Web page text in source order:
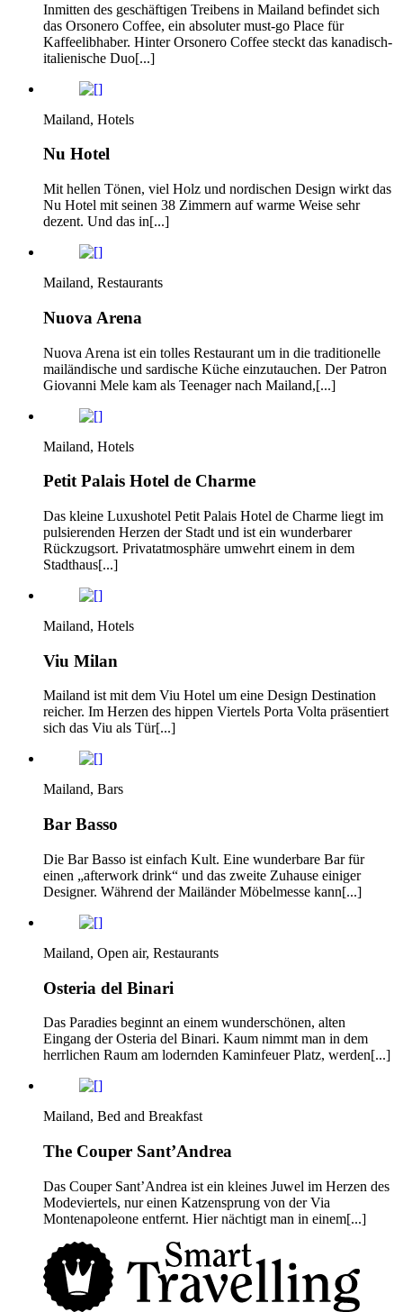
Inmitten des geschäftigen Treibens in Mailand befindet sich
das Orsonero Coffee, ein absoluter must-go Place für
Kaffeelibhaber. Hinter Orsonero Coffee steckt das kanadisch-
italienische Duo[...]
Mailand, Hotels
Nu Hotel
Mit hellen Tönen, viel Holz und nordischen Design wirkt das
Nu Hotel mit seinen 38 Zimmern auf warme Weise sehr
dezent. Und das in[...]
Mailand, Restaurants
Nuova Arena
Nuova Arena ist ein tolles Restaurant um in die traditionelle
mailändische und sardische Küche einzutauchen. Der Patron
Giovanni Mele kam als Teenager nach Mailand,[...]
Mailand, Hotels
Petit Palais Hotel de Charme
Das kleine Luxushotel Petit Palais Hotel de Charme liegt im
pulsierenden Herzen der Stadt und ist ein wunderbarer
Rückzugsort. Privatatmosphäre umwehrt einem in dem
Stadthaus[...]
Mailand, Hotels
Viu Milan
Mailand ist mit dem Viu Hotel um eine Design Destination
reicher. Im Herzen des hippen Viertels Porta Volta präsentiert
sich das Viu als Tür[...]
Mailand, Bars
Bar Basso
Die Bar Basso ist einfach Kult. Eine wunderbare Bar für
einen „afterwork drink“ und das zweite Zuhause einiger
Designer. Während der Mailänder Möbelmesse kann[...]
Mailand, Open air, Restaurants
Osteria del Binari
Das Paradies beginnt an einem wunderschönen, alten
Eingang der Osteria del Binari. Kaum nimmt man in dem
herrlichen Raum am lodernden Kaminfeuer Platz, werden[...]
Mailand, Bed and Breakfast
The Couper Sant’Andrea
Das Couper Sant’Andrea ist ein kleines Juwel im Herzen des
Modeviertels, nur einen Katzensprung von der Via
Montenapoleone entfernt. Hier nächtigt man in einem[...]